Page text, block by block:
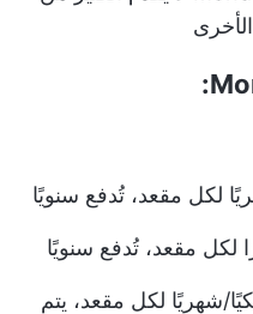
شهريًا لكل مقعد، يتم